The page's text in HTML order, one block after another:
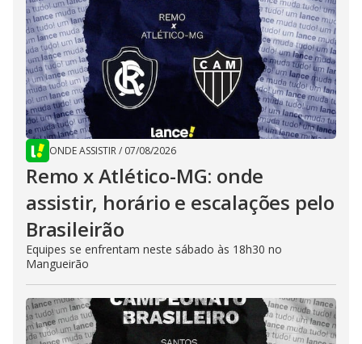
ONDE ASSISTIR/ 07/08/2026
Remo x Atlético-MG: onde
assistir, horário e escalações pelo
Brasileirão
Equipes se enfrentam neste sábado às 18h30 no
Mangueirão